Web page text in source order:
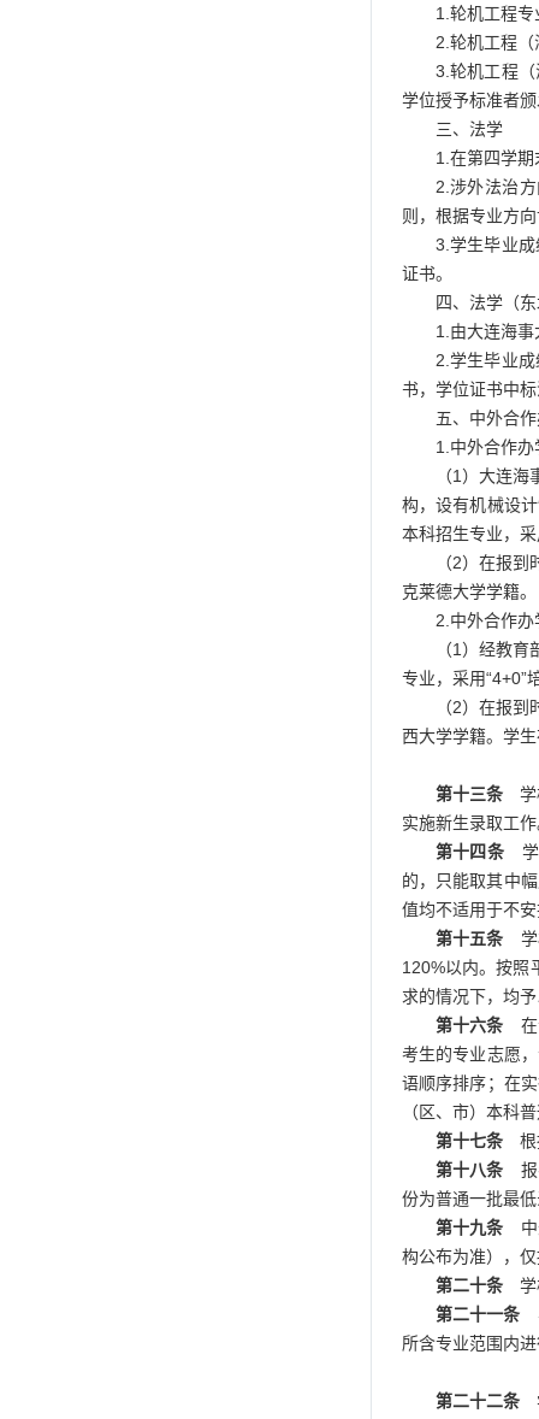
1.轮机工程
2.轮机工程
3.轮机工程
学位授予标准者
三、法学
1.在第四学
2.涉外法治
则，根据专业方
3.学生毕业
证书。
四、法学（
1.由大连海
2.学生毕业
书，学位证书中
五、中外合
1.中外合作办
（1）大连
构，设有机械设
本科招生专业，
（2）在报
克莱德大学学籍。
2.中外合作办
（1）经教
专业，采用“4+0”
（2）在报
西大学学籍。学
第十三条学
实施新生录取工
第十四条 学
的，只能取其中
值均不适用于不
第十五条 学
120%以内。按照
求的情况下，均
第十六条 在
考生的专业志愿
语顺序排序；在
（区、市）本科
第十七条根
第十八条 报
份为普通一批最
第十九条 中
构公布为准），
第二十条学
第二十一条
所含专业范围内
第二十二条